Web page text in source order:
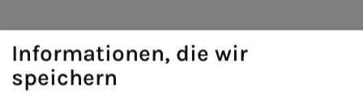
Informationen, die wir
speichern